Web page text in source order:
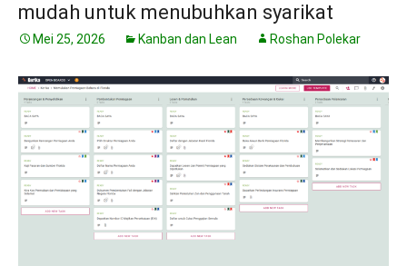
mudah untuk menubuhkan syarikat
Mei 25, 2026 Kanban dan Lean Roshan Polekar